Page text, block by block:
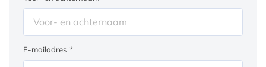
E-mailadres *